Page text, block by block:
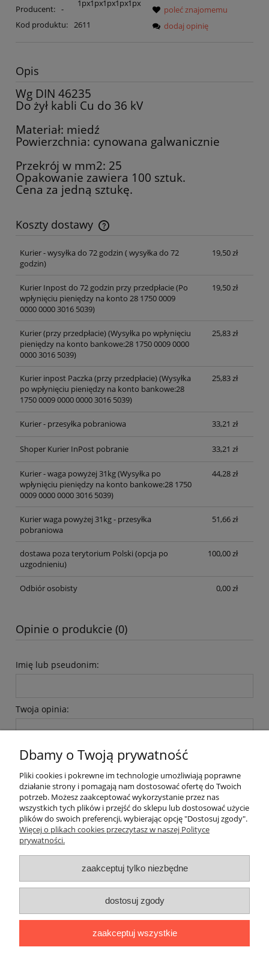
Producent: -
Kod produktu: 2611
poleć znajomemu
dodaj opinię
Opis
Wg DIN 46235
Do żył kabli Cu do 36 kV
Materiał: miedź
Powierzchnia: cynowana galwanicznie
Przekrój w mm2: 25
Opakowanie zawiera 100 sztuk.
Cena za jedną sztukę.
Koszty dostawy
Cena nie zawiera ewentualnych kosztów płatności
Kurier - wysyłka do 72 godzin ( wysyłka do 72
godzin)
19,50 zł
Kurier Inpost do 72 godzin przy przedpłacie(Po
wpłynięciu pieniędzy na konto 28 1750 0009
0000 0000 3016 5039)
19,50 zł
Kurier (przy przedpłacie)(Wysyłka po wpłynięciu
pieniędzy na konto bankowe:28 1750 0009 0000
0000 3016 5039)
25,83 zł
Kurier inpost Paczka (przy przedpłacie)(Wysyłka
po wpłynięciu pieniędzy na konto bankowe:28
1750 0009 0000 0000 3016 5039)
25,83 zł
Kurier - przesyłka pobraniowa 33,21 zł
Shoper Kurier InPost pobranie 33,21 zł
Kurier - waga powyżej 31kg(Wysyłka po
wpłynięciu pieniędzy na konto bankowe:28 1750
0009 0000 0000 3016 5039)
44,28 zł
Kurier waga powyżej 31kg - przesyłka
pobraniowa
51,66 zł
dostawa poza terytorium Polski (opcja po
uzgodnieniu)
100,00 zł
Odbiór osobisty 0,00 zł
Opinie o produkcie (0)
Imię lub pseudonim:
Twoja opinia:
Inteligentny dom ( POCKET HOME )
Promocje i transport gratis
Automatyka NOVATEK
Polityka prywatności
Zwroty i reklamacje
Promocyjne Ceny|Wiklinowa 24, 21-010 Łęczna (woj. lubelskie)|
Dbamy o Twoją prywatność
Pliki cookies i pokrewne im technologie umożliwiają poprawne
działanie strony i pomagają nam dostosować ofertę do Twoich
potrzeb. Możesz zaakceptować wykorzystanie przez nas
wszystkich tych plików i przejść do sklepu lub dostosować użycie
plików do swoich preferencji, wybierając opcję "Dostosuj zgody".
Więcej o plikach cookies przeczytasz w naszej Polityce
prywatności.
zaakceptuj tylko niezbędne
dostosuj zgody
zaakceptuj wszystkie